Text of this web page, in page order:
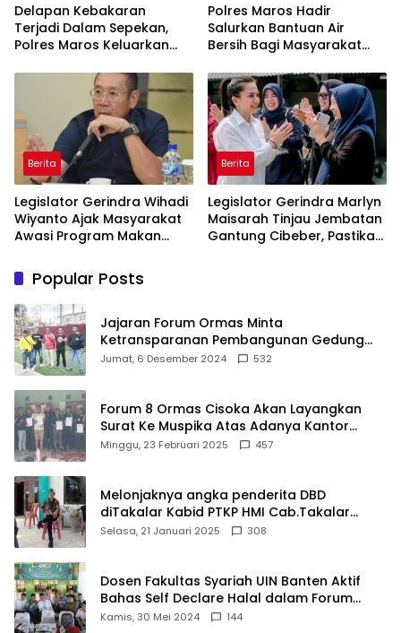
Delapan Kebakaran
Terjadi Dalam Sepekan,
Polres Maros Keluarkan
Masyarakat
Polres Maros Hadir
Salurkan Bantuan Air
Bersih Bagi Masyarakat
Di Maros
Berita
Legislator Gerindra Wihadi
Wiyanto Ajak Masyarakat
Awasi Program Makan
Sasaran
Berita
Legislator Gerindra Marlyn
Maisarah Tinjau Jembatan
Gantung Cibeber, Pastikan
Popular Posts
Jajaran Forum Ormas Minta
Ketransparanan Pembangunan Gedung
Damkar Di Kecamatan Cisoka
Jumat, 6 Desember 2024 532
Forum 8 Ormas Cisoka Akan Layangkan
Surat Ke Muspika Atas Adanya Kantor
Matel di Cisoka
Minggu, 23 Februari 2025 457
Melonjaknya angka penderita DBD
diTakalar Kabid PTKP HMI Cab.Takalar
angkat bicara
Selasa, 21 Januari 2025 308
Dosen Fakultas Syariah UIN Banten Aktif
Bahas Self Declare Halal dalam Forum
Ijtima Ulama MUI
Kamis, 30 Mei 2024 144